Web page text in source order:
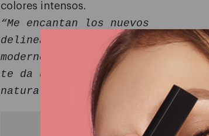
colores intensos.
“Me encantan los nuevos
delineadores por sus colores
modernos, y el kit de cejas que
te da un efecto 3D súper
natural!”
DELINEADOR